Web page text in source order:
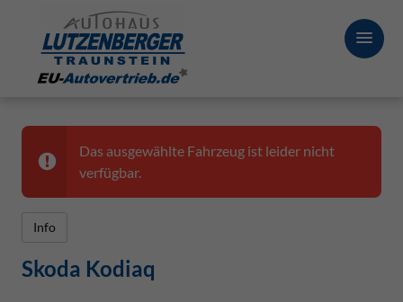
Das ausgewählte Fahrzeug ist leider nicht
verfügbar.
Info
Skoda Kodiaq